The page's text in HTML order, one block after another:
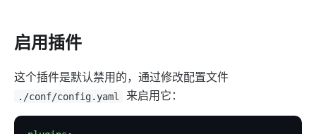
redirect
gzip
brotli
启用插件
这个插件是默认禁用的，通过修改配置文件
./conf/config.yaml 来启用它：